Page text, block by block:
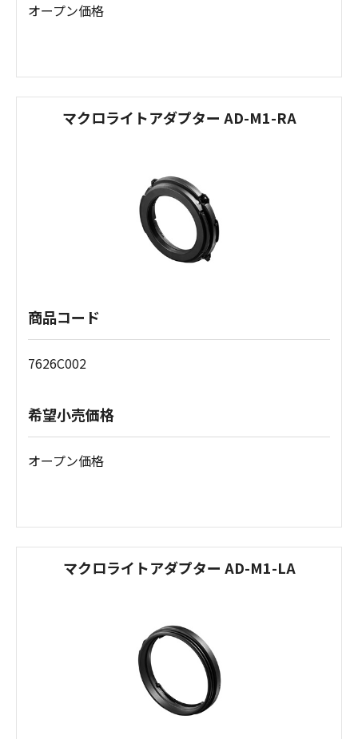
オープン価格
マクロライトアダプター AD-M1-RA
商品コード
7626C002
希望小売価格
オープン価格
マクロライトアダプター AD-M1-LA